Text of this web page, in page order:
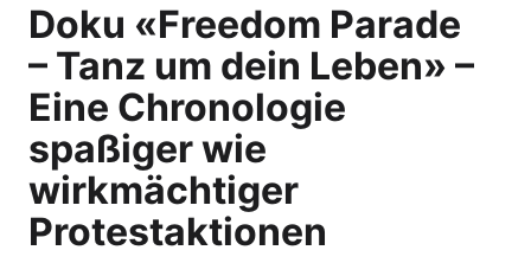
Doku «Freedom Parade
– Tanz um dein Leben» –
Eine Chronologie
spaßiger wie
wirkmächtiger
Protestaktionen